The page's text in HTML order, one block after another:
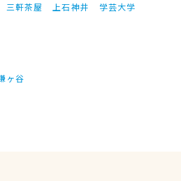
三軒茶屋 上石神井
学芸大学
ヶ谷